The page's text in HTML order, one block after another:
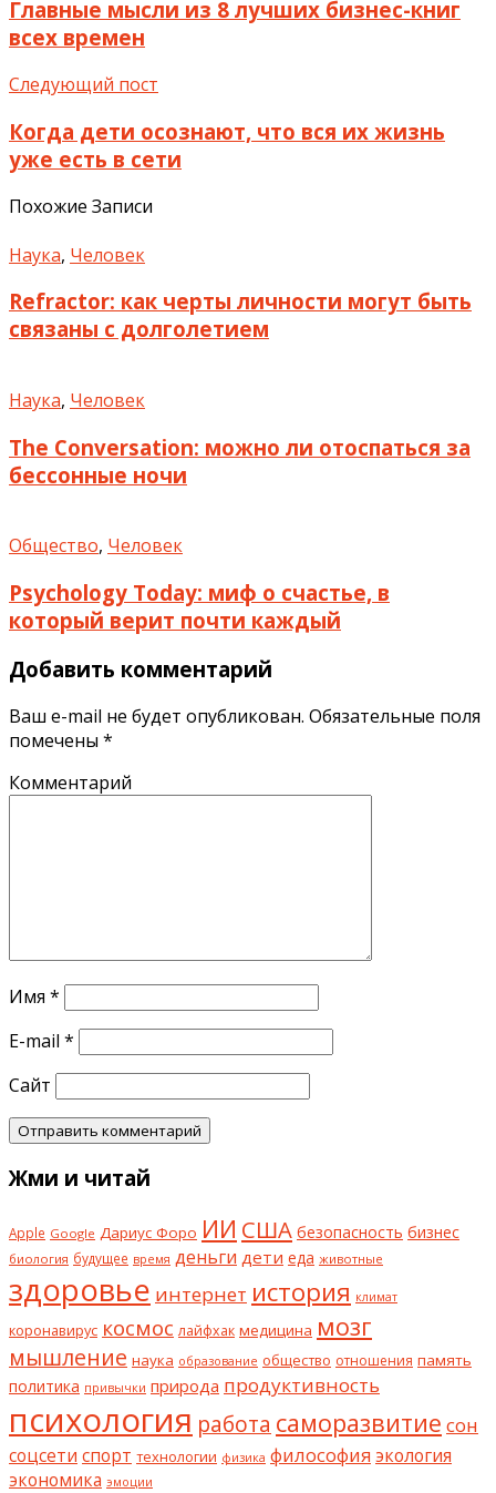
Главные мысли из 8 лучших бизнес-книг
всех времен
Следующий пост
Когда дети осознают, что вся их жизнь
уже есть в сети
Похожие Записи
Наука, Человек
Refractor: как черты личности могут быть
связаны с долголетием
Наука, Человек
The Conversation: можно ли отоспаться за
бессонные ночи
Общество, Человек
Psychology Today: миф о счастье, в
который верит почти каждый
Добавить комментарий
Ваш e-mail не будет опубликован. Обязательные поля
помечены *
Комментарий
Имя *
E-mail *
Сайт
Жми и читай
Apple Google Дариус Форо ИИ США безопасность бизнес
биология будущее время деньги дети еда животные
здоровье интернет история климат
коронавирус космос лайфхак медицина мозг
мышление наука образование общество отношения память
политика привычки природа продуктивность
психология работа саморазвитие сон
соцсети спорт технологии физика философия экология
экономика эмоции